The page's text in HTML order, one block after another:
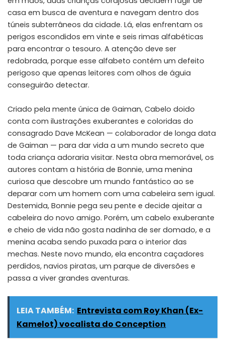
casa em busca de aventura e navegam dentro dos
túneis subterrâneos da cidade. Lá, elas enfrentam os
perigos escondidos em vinte e seis rimas alfabéticas
para encontrar o tesouro. A atenção deve ser
redobrada, porque esse alfabeto contém um defeito
perigoso que apenas leitores com olhos de águia
conseguirão detectar.
Criado pela mente única de Gaiman, Cabelo doido
conta com ilustrações exuberantes e coloridas do
consagrado Dave McKean — colaborador de longa data
de Gaiman — para dar vida a um mundo secreto que
toda criança adoraria visitar. Nesta obra memorável, os
autores contam a história de Bonnie, uma menina
curiosa que descobre um mundo fantástico ao se
deparar com um homem com uma cabeleira sem igual.
Destemida, Bonnie pega seu pente e decide ajeitar a
cabeleira do novo amigo. Porém, um cabelo exuberante
e cheio de vida não gosta nadinha de ser domado, e a
menina acaba sendo puxada para o interior das
mechas. Neste novo mundo, ela encontra caçadores
perdidos, navios piratas, um parque de diversões e
passa a viver grandes aventuras.
LEIA TAMBÉM: Entrevista com Roy Khan (Ex-
Kamelot) vocalista do Conception